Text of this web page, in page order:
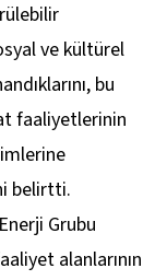
ve kültürel
bu
faaliyetlerinin
belirtti.
Grubu
alanlarının